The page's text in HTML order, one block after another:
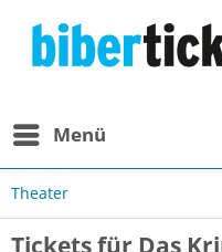
Menü
Theater
Tickets für Das